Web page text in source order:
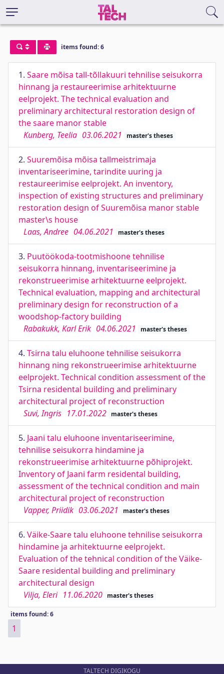
items found: 6
1. Saare mõisa tall-tõllakuuri tehnilise seisukorra
hinnang ja restaureerimise arhitektuurne
eelprojekt. The technical evaluation and
preliminary architectural restoration design of
the saare manor stable
Kunberg, Teelia 03.06.2021 master's theses
2. Suuremõisa mõisa tallmeistrimaja
inventariseerimine, tarindite uuring ja
restaureerimise eelprojekt. An inventory,
inspection of existing structures and preliminary
restoration design of Suuremõisa manor stable
master\s house
Laas, Andree 04.06.2021 master's theses
3. Puutöökoda-tootmishoone tehnilise
seisukorra hinnang, inventariseerimine ja
rekonstrueerimise arhitektuurne eelprojekt.
Technical evaluation, mapping and architectural
preliminary design for reconstruction of a
woodshop-factory building
Rabakukk, Karl Erik 04.06.2021 master's theses
4. Tsirna talu eluhoone tehnilise seisukorra
hinnang ning rekonstrueerimise arhitektuurne
eelprojekt. Technical condition assessment of the
Tsirna residental building and preliminary
architectural project of reconstruction
Suvi, Ingris 17.01.2022 master's theses
5. Jaani talu eluhoone inventariseerimine,
tehnilise seisukorra hindamine ja
rekonstrueerimise arhitektuurne põhiprojekt.
Inventory of Jaani farm residental building,
assessment of the technical condition and main
architectural project of reconstruction
Vapper, Priidik 03.06.2021 master's theses
6. Väike-Saare talu eluhoone tehnilise seisukorra
hindamine ja arhitektuurne eelprojekt.
Evaluation of the tehnical condition of the Väike-
Saare residental building and preliminary
architectural design
Vilja, Eleri 11.06.2020 master's theses
items found: 6
1
TALTECH DIGIKOGU